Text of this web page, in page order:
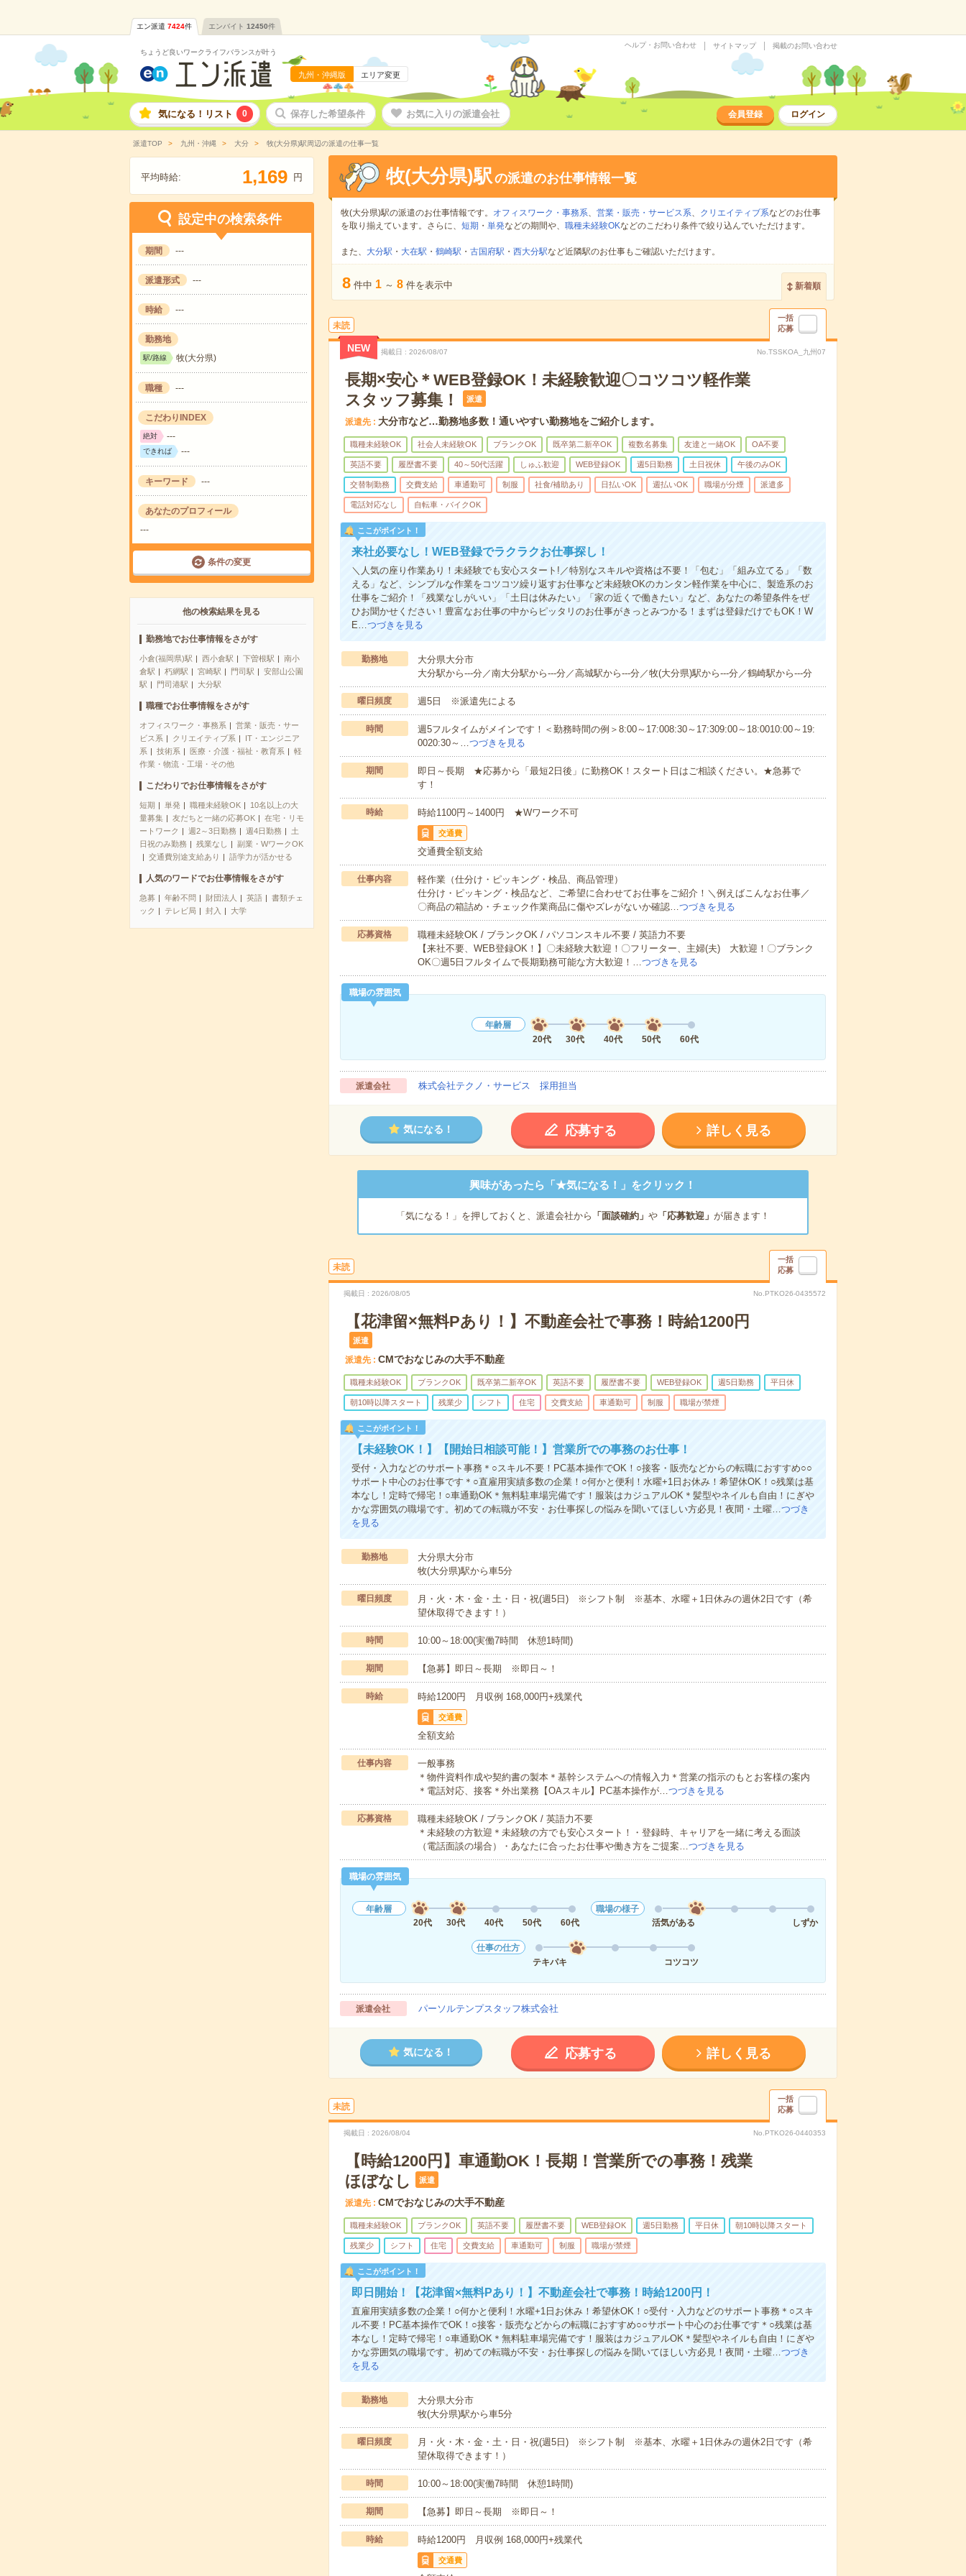
エン派遣 7424件 エンバイト 12450件
ちょうど良いワークライフバランスが叶う
九州・沖縄版 エリア変更
ヘルプ・お問い合わせ サイトマップ 掲載のお問い合わせ
気になる！リスト 0 保存した希望条件 お気に入りの派遣会社 会員登録 ログイン
派遣TOP 九州・沖縄 大分 牧(大分県)駅周辺の派遣の仕事一覧
平均時給: 1,169 円
設定中の検索条件
期間 ---
派遣形式 ---
時給 ---
勤務地
駅/路線 牧(大分県)
職種 ---
こだわりINDEX
絶対 ---
できれば ---
キーワード ---
あなたのプロフィール
---
条件の変更
他の検索結果を見る
勤務地でお仕事情報をさがす
小倉(福岡県)駅 西小倉駅 下曽根駅
南小
倉駅
朽網駅 宮崎駅 門司駅
安部山公園
駅
門司港駅 大分駅
職種でお仕事情報をさがす
オフィスワーク・事務系
営業・販売・サー
ビス系
クリエイティブ系
IT・エンジニア
系
技術系 医療・介護・福祉・教育系
軽
作業・物流・工場・その他
こだわりでお仕事情報をさがす
短期 単発 職種未経験OK
10名以上の大
量募集
友だちと一緒の応募OK
在宅・リモ
ートワーク
週2～3日勤務 週4日勤務
土
日祝のみ勤務
残業なし
副業・WワークOK
交通費別途支給あり
語学力が活かせる
人気のワードでお仕事情報をさがす
急募 年齢不問 財団法人 英語
書類チェ
ック
テレビ局 封入 大学
牧(大分県)駅の派遣のお仕事情報一覧
牧(大分県)駅の派遣のお仕事情報です。 オフィスワーク・事務系、 営業・販売・サービス系、 クリエイティブ系などのお仕事
を取り揃えています。さらに、 短期 ・ 単発などの期間や、 職種未経験OKなどのこだわり条件で絞り込んでいただけます。
また、 大分駅 ・ 大在駅 ・ 鶴崎駅 ・ 古国府駅 ・ 西大分駅など近隣駅のお仕事もご確認いただけます。
8 件中 1 ～ 8 件を表示中 新着順
未読
一括
応募
NEW 掲載日 2026/08/07 No.TSSKOA_九州07
長期×安心＊WEB登録OK！未経験歓迎〇コツコツ軽作業
スタッフ募集！
派遣
派遣先 大分市など…勤務地多数！通いやすい勤務地をご紹介します。
職種未経験OK 社会人未経験OK ブランクOK 既卒第二新卒OK 複数名募集 友達と一緒OK OA不要
英語不要 履歴書不要 40～50代活躍 しゅふ歓迎 WEB登録OK 週5日勤務 土日祝休 午後のみOK
交替制勤務 交費支給 車通勤可 制服 社食/補助あり 日払いOK 週払いOK 職場が分煙 派遣多
電話対応なし 自転車・バイクOK
ここがポイント！
来社必要なし！WEB登録でラクラクお仕事探し！
＼人気の座り作業あり！未経験でも安心スタート!／特別なスキルや資格は不要！「包む」「組み立てる」「数
える」など、シンプルな作業をコツコツ繰り返すお仕事など未経験OKのカンタン軽作業を中心に、製造系のお
仕事をご紹介！「残業なしがいい」「土日は休みたい」「家の近くで働きたい」など、あなたの希望条件をぜ
ひお聞かせください！豊富なお仕事の中からピッタリのお仕事がきっとみつかる！まずは登録だけでもOK！W
E…つづきを見る
勤務地
大分県大分市
大分駅から---分／南大分駅から---分／高城駅から---分／牧(大分県)駅から---分／鶴崎駅から---分
曜日頻度 週5日 ※派遣先による
時間
週5フルタイムがメインです！＜勤務時間の例＞8:00～17:008:30～17:309:00～18:0010:00～19:
0020:30～…つづきを見る
期間
即日～長期 ★応募から「最短2日後」に勤務OK！スタート日はご相談ください。★急募で
す！
時給 時給1100円～1400円 ★Wワーク不可
交通費
交通費全額支給
仕事内容
軽作業（仕分け・ピッキング・検品、商品管理）
仕分け・ピッキング・検品など、ご希望に合わせてお仕事をご紹介！＼例えばこんなお仕事／
〇商品の箱詰め・チェック作業商品に傷やズレがないか確認…つづきを見る
応募資格
職種未経験OK / ブランクOK / パソコンスキル不要 / 英語力不要
【来社不要、WEB登録OK！】〇未経験大歓迎！〇フリーター、主婦(夫) 大歓迎！〇ブランク
OK〇週5日フルタイムで長期勤務可能な方大歓迎！…つづきを見る
職場の雰囲気
年齢層
20代
30代 40代 50代 60代
派遣会社 株式会社テクノ・サービス 採用担当
気になる！ 応募する 詳しく見る
興味があったら「★気になる！」をクリック！
「気になる！」を押しておくと、派遣会社から 「面談確約」 や「応募歓迎」 が届きます！
未読
一括
応募
掲載日 2026/08/05 No.PTKO26-0435572
【花津留×無料Pあり！】不動産会社で事務！時給1200円
派遣
派遣先 CMでおなじみの大手不動産
職種未経験OK ブランクOK 既卒第二新卒OK 英語不要 履歴書不要 WEB登録OK 週5日勤務 平日休
朝10時以降スタート 残業少 シフト 住宅 交費支給 車通勤可 制服 職場が禁煙
ここがポイント！
【未経験OK！】【開始日相談可能！】営業所での事務のお仕事！
受付・入力などのサポート事務＊○スキル不要！PC基本操作でOK！○接客・販売などからの転職におすすめ○○
サポート中心のお仕事です＊○直雇用実績多数の企業！○何かと便利！水曜+1日お休み！希望休OK！○残業は基
本なし！定時で帰宅！○車通勤OK＊無料駐車場完備です！服装はカジュアルOK＊髪型やネイルも自由！にぎや
かな雰囲気の職場です。初めての転職が不安・お仕事探しの悩みを聞いてほしい方必見！夜間・土曜… つづき
を見る
勤務地
大分県大分市
牧(大分県)駅から車5分
曜日頻度
月・火・木・金・土・日・祝(週5日) ※シフト制 ※基本、水曜＋1日休みの週休2日です（希
望休取得できます！）
時間 10:00～18:00(実働7時間 休憩1時間)
期間 【急募】即日～長期 ※即日～！
時給 時給1200円 月収例 168,000円+残業代
交通費
全額支給
仕事内容
一般事務
＊物件資料作成や契約書の製本＊基幹システムへの情報入力＊営業の指示のもとお客様の案内
＊電話対応、接客＊外出業務【OAスキル】PC基本操作が… つづきを見る
応募資格
職種未経験OK / ブランクOK / 英語力不要
＊未経験の方歓迎＊未経験の方でも安心スタート！・登録時、キャリアを一緒に考える面談
（電話面談の場合）・あなたに合ったお仕事や働き方をご提案… つづきを見る
職場の雰囲気
年齢層
20代
30代 40代 50代 60代
職場の様子
活気がある
しずか
仕事の仕方
テキパキ
コツコツ
派遣会社 パーソルテンプスタッフ株式会社
気になる！ 応募する 詳しく見る
未読
一括
応募
掲載日 2026/08/04 No.PTKO26-0440353
【時給1200円】車通勤OK！長期！営業所での事務！残業
ほぼなし
派遣
派遣先 CMでおなじみの大手不動産
職種未経験OK ブランクOK 英語不要 履歴書不要 WEB登録OK 週5日勤務 平日休 朝10時以降スタート
残業少 シフト 住宅 交費支給 車通勤可 制服 職場が禁煙
ここがポイント！
即日開始！【花津留×無料Pあり！】不動産会社で事務！時給1200円！
直雇用実績多数の企業！○何かと便利！水曜+1日お休み！希望休OK！○受付・入力などのサポート事務＊○スキ
ル不要！PC基本操作でOK！○接客・販売などからの転職におすすめ○○サポート中心のお仕事です＊○残業は基
本なし！定時で帰宅！○車通勤OK＊無料駐車場完備です！服装はカジュアルOK＊髪型やネイルも自由！にぎや
かな雰囲気の職場です。初めての転職が不安・お仕事探しの悩みを聞いてほしい方必見！夜間・土曜… つづき
を見る
勤務地
大分県大分市
牧(大分県)駅から車5分
曜日頻度
月・火・木・金・土・日・祝(週5日) ※シフト制 ※基本、水曜＋1日休みの週休2日です（希
望休取得できます！）
時間 10:00～18:00(実働7時間 休憩1時間)
期間 【急募】即日～長期 ※即日～！
時給 時給1200円 月収例 168,000円+残業代
交通費